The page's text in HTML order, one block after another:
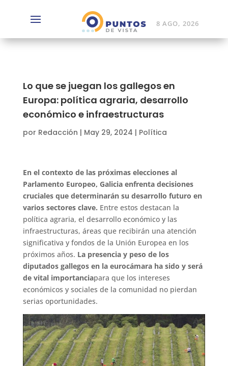
8 AGO, 2026
Lo que se juegan los gallegos en
Europa: política agraria, desarrollo
económico e infraestructuras
por Redacción | May 29, 2024 | Política
En el contexto de las próximas elecciones al
Parlamento Europeo, Galicia enfrenta decisiones
cruciales que determinarán su desarrollo futuro en
varios sectores clave. Entre estos destacan la
política agraria, el desarrollo económico y las
infraestructuras, áreas que recibirán una atención
significativa y fondos de la Unión Europea en los
próximos años. La presencia y peso de los
diputados gallegos en la eurocámara ha sido y será
de vital importanciapara que los intereses
económicos y sociales de la comunidad no pierdan
serias oportunidades.